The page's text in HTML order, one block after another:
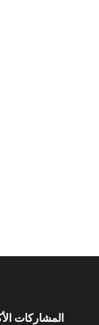
المشاركات